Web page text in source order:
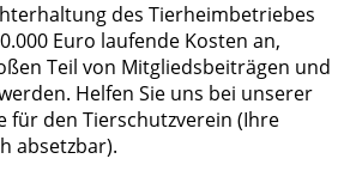
des Tierheimbetriebes
Euro laufende Kosten an,
Teil von Mitgliedsbeiträgen und
Helfen Sie uns bei unserer
für den Tierschutzverein (Ihre
absetzbar).